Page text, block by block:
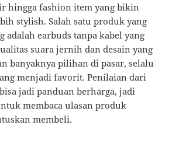
hingga fashion item yang bikin
stylish. Salah satu produk yang
adalah earbuds tanpa kabel yang
suara jernih dan desain yang
banyaknya pilihan di pasar, selalu
menjadi favorit. Penilaian dari
jadi panduan berharga, jadi
membaca ulasan produk
membeli.